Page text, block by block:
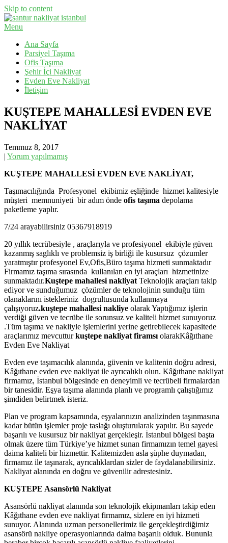
Skip to content
Santur Nakliyat
Menu
Ana Sayfa
Parsiyel Taşıma
Ofis Taşıma
Şehir İçi Nakliyat
Evden Eve Nakliyat
İletişim
KUŞTEPE MAHALLESİ EVDEN EVE
NAKLİYAT
Temmuz 8, 2017
| Yorum yapılmamış
KUŞTEPE MAHALLESİ EVDEN EVE NAKLİYAT,
Taşımacılığında Profesyonel ekibimiz eşliğinde hizmet kalitesiyle
müşteri memnuniyeti bir adım önde ofis taşıma depolama
paketleme yaplır.
7/24 arayabilirsiniz 05367918919
20 yıllık tecrübesiyle , araçlarıyla ve profesiyonel ekibiyle güven
kazanmış saglıklı ve problemsiz iş birliği ile kusursuz çözumler
yaratmıştır profesyonel Ev,Ofis,Büro taşıma hizmeti sunmaktadır
Firmamız taşıma sırasında kullanılan en iyi araçları hizmetinize
sunmaktadır.Kuştepe mahallesi nakliyat Teknolojik araçları takip
ediyor ve sunduğumuz çözümler de teknolojinin sunduğu tüm
olanaklarını istekleriniz dogrultusunda kullanmaya
çalışıyoruz.kuştepe mahallesi nakliye olarak Yaptığımız işlerin
verdiği güven ve tecrübe ile sorunsuz ve kaliteli hizmet sunuyoruz
.Tüm taşıma ve nakliyle işlemlerini yerine getirebilecek kapasitede
araçlarımız mevcutturkuştepe nakliyat firamsı olarakKâğıthane
Evden Eve Nakliyat
Evden eve taşımacılık alanında, güvenin ve kalitenin doğru adresi,
Kâğıthane evden eve nakliyat ile ayrıcalıklı olun. Kâğıthane nakliyat
firmamız, İstanbul bölgesinde en deneyimli ve tecrübeli firmalardan
bir tanesidir. Eşya taşıma alanında planlı ve programlı çalıştığımız
şimdiden belirtmek isteriz.
Plan ve program kapsamında, eşyalarınızın analizinden taşınmasına
kadar bütün işlemler proje taslağı oluşturularak yapılır. Bu sayede
başarılı ve kusursuz bir nakliyat gerçekleşir. İstanbul bölgesi başta
olmak üzere tüm Türkiye’ye hizmet sunan firmamızın temel gayesi
daima kaliteli bir hizmettir. Kalitemizden asla şüphe duymadan,
firmamız ile taşınarak, ayrıcalıklardan sizler de faydalanabilirsiniz.
Nakliyat alanında en doğru ve güvenilir adrestesiniz.
KUŞTEPE Asansörlü Nakliyat
Asansörlü nakliyat alanında son teknolojik ekipmanları takip eden
Kâğıthane evden eve nakliyat firmamız, sizlere en iyi hizmeti
sunuyor. Alanında uzman personellerimiz ile gerçekleştirdiğimiz
asansörü nakliye operasyonlarında daima başarılı olduk. Bununla